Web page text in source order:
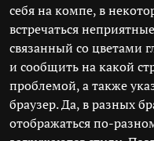
себя на компе, в
встречаться
связанный со цветами
и сообщить на какой
проблемой, а также
браузер. Да, в разных
отображаться по-